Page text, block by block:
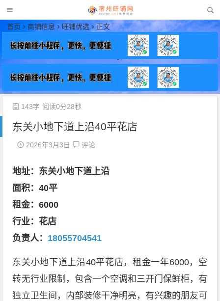
首页 商铺信息 旺铺优选 正文
东关小地下道上沿40平花店
2026年3月3日 评论
143字 阅读0分28秒
地址：东关小地下道上沿
面积：40平
租金：6000
行业：花店
负责人： 18055704541
东关小地下道上沿40平花店，租金一年6000，空
转无行业限制，包含一个空调和三开门保鲜柜，有
独立卫生间，内部装修干净明亮，有兴趣的朋友可